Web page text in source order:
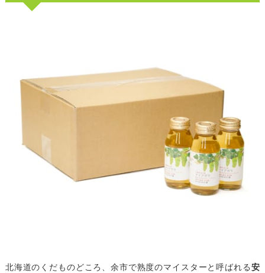
北海道のくだものどころ、余市で熟度のマイスターと呼ばれる安